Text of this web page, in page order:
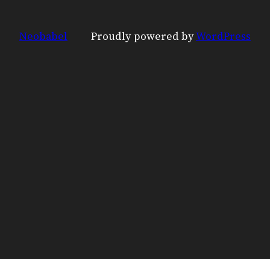
Neobabel Proudly powered byWordPress